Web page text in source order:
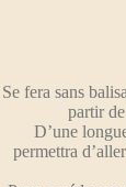
Se fera sans
partir
D’une
permettra